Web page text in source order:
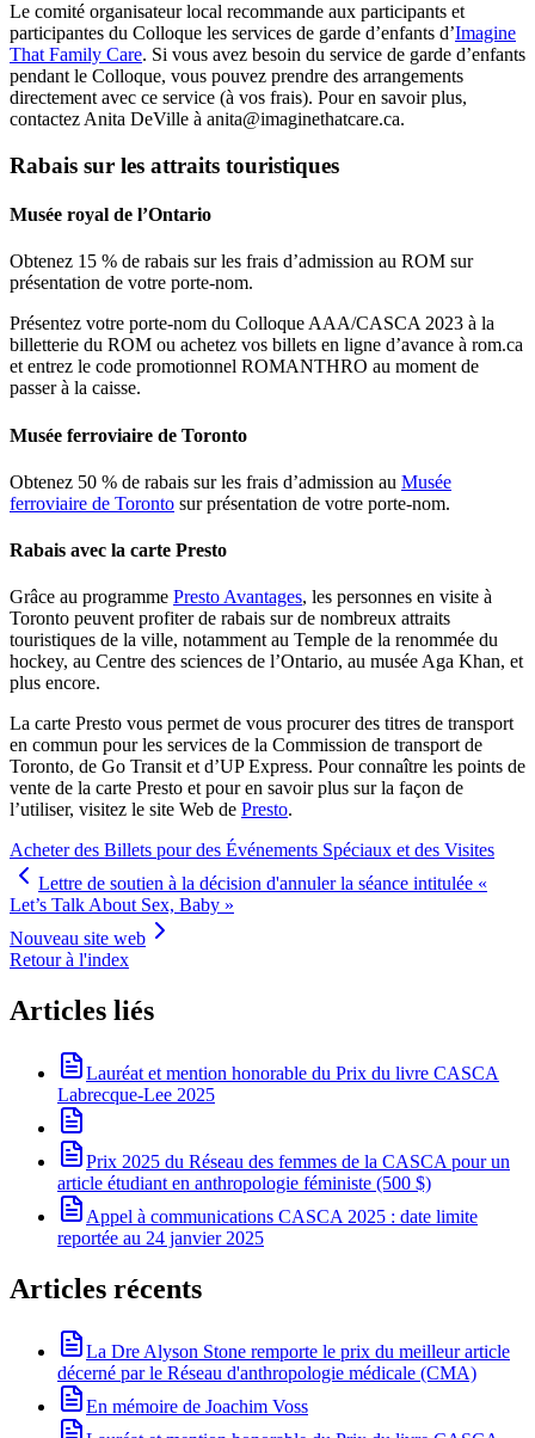
Le comité organisateur local recommande aux participants et
participantes du Colloque les services de garde d’enfants d’Imagine
That Family Care. Si vous avez besoin du service de garde d’enfants
pendant le Colloque, vous pouvez prendre des arrangements
directement avec ce service (à vos frais). Pour en savoir plus,
contactez Anita DeVille à anita@imaginethatcare.ca.
Rabais sur les attraits touristiques
Musée royal de l’Ontario
Obtenez 15 % de rabais sur les frais d’admission au ROM sur
présentation de votre porte-nom.
Présentez votre porte-nom du Colloque AAA/CASCA 2023 à la
billetterie du ROM ou achetez vos billets en ligne d’avance à rom.ca
et entrez le code promotionnel ROMANTHRO au moment de
passer à la caisse.
Musée ferroviaire de Toronto
Obtenez 50 % de rabais sur les frais d’admission au Musée
ferroviaire de Toronto sur présentation de votre porte-nom.
Rabais avec la carte Presto
Grâce au programme Presto Avantages, les personnes en visite à
Toronto peuvent profiter de rabais sur de nombreux attraits
touristiques de la ville, notamment au Temple de la renommée du
hockey, au Centre des sciences de l’Ontario, au musée Aga Khan, et
plus encore.
La carte Presto vous permet de vous procurer des titres de transport
en commun pour les services de la Commission de transport de
Toronto, de Go Transit et d’UP Express. Pour connaître les points de
vente de la carte Presto et pour en savoir plus sur la façon de
l’utiliser, visitez le site Web de Presto.
Acheter des Billets pour des Événements Spéciaux et des Visites
Lettre de soutien à la décision d'annuler la séance intitulée «
Let’s Talk About Sex, Baby »
Nouveau site web
Retour à l'index
Articles liés
Lauréat et mention honorable du Prix du livre CASCA
Labrecque-Lee 2025
Prix 2025 du Réseau des femmes de la CASCA pour un
article étudiant en anthropologie féministe (500 $)
Appel à communications CASCA 2025 : date limite
reportée au 24 janvier 2025
Articles récents
La Dre Alyson Stone remporte le prix du meilleur article
décerné par le Réseau d'anthropologie médicale (CMA)
En mémoire de Joachim Voss